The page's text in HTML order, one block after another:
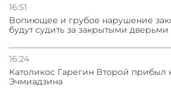
16:51
Вопиющее и грубое нарушение
будут судить за закрытыми дверьми
16:24
Католикос Гарегин Второй прибыл
Эчмиадзина